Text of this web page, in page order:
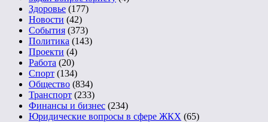
Здоровье (177)
Новости (42)
События (373)
Политика (143)
Проекти (4)
Работа (20)
Спорт (134)
Общество (834)
Транспорт (233)
Финансы и бизнес (234)
Юридические вопросы в сфере ЖКХ (65)